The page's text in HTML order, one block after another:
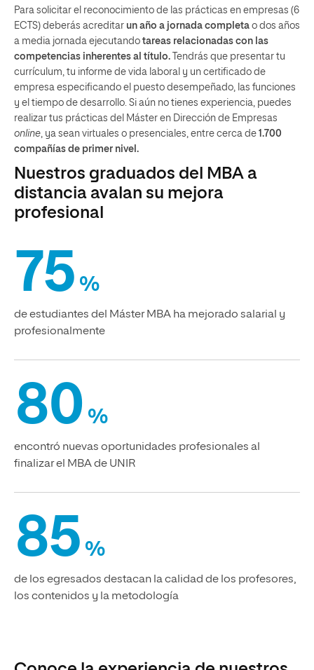
Para solicitar el reconocimiento de las prácticas en empresas (6
ECTS) deberás acreditar un año a jornada completa o dos años
a media jornada ejecutando tareas relacionadas con las
competencias inherentes al título. Tendrás que presentar tu
currículum, tu informe de vida laboral y un certificado de
empresa especificando el puesto desempeñado, las funciones
y el tiempo de desarrollo. Si aún no tienes experiencia, puedes
realizar tus prácticas del Máster en Dirección de Empresas
online, ya sean virtuales o presenciales, entre cerca de 1.700
compañías de primer nivel.
Nuestros graduados del MBA a
distancia avalan su mejora
profesional
75 %
de estudiantes del Máster MBA ha mejorado salarial y
profesionalmente
80 %
encontró nuevas oportunidades profesionales al
finalizar el MBA de UNIR
85 %
de los egresados destacan la calidad de los profesores,
los contenidos y la metodología